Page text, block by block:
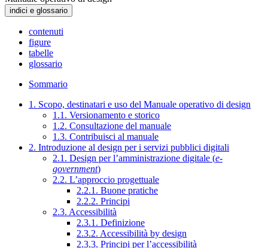
indici e glossario
contenuti
figure
tabelle
glossario
Sommario
1. Scopo, destinatari e uso del Manuale operativo di design
1.1. Versionamento e storico
1.2. Consultazione del manuale
1.3. Contribuisci al manuale
2. Introduzione al design per i servizi pubblici digitali
2.1. Design per l’amministrazione digitale (e-
government)
2.2. L’approccio progettuale
2.2.1. Buone pratiche
2.2.2. Principi
2.3. Accessibilità
2.3.1. Definizione
2.3.2. Accessibilità by design
2.3.3. Principi per l’accessibilità